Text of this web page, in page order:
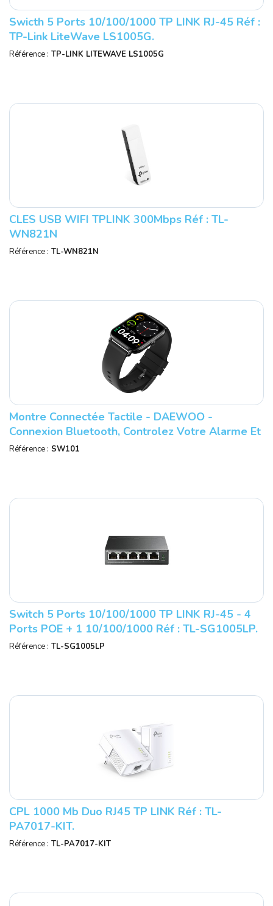
Swicth 5 Ports 10/100/1000 TP LINK RJ-45 Réf :
TP-Link LiteWave LS1005G.
Référence : TP-LINK LITEWAVE LS1005G
CLES USB WIFI TPLINK 300Mbps Réf : TL-
WN821N
Référence : TL-WN821N
Montre Connectée Tactile - DAEWOO -
Connexion Bluetooth, Controlez Votre Alarme Et
Maison De Votre Poignet - Réf : SW101
Référence : SW101
Switch 5 Ports 10/100/1000 TP LINK RJ-45 - 4
Ports POE + 1 10/100/1000 Réf : TL-SG1005LP.
Référence : TL-SG1005LP
CPL 1000 Mb Duo RJ45 TP LINK Réf : TL-
PA7017-KIT.
Référence : TL-PA7017-KIT